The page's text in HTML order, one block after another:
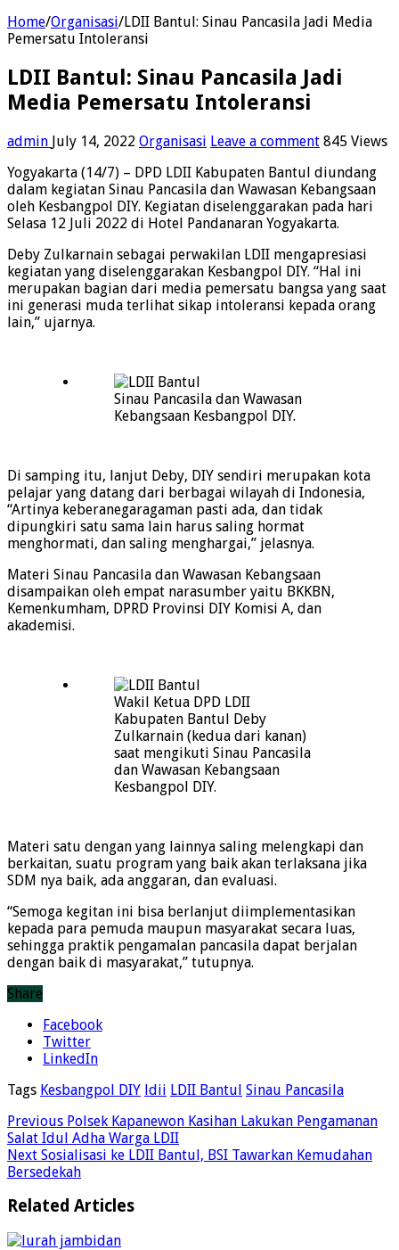
Home/Organisasi/LDII Bantul: Sinau Pancasila Jadi Media
Pemersatu Intoleransi
LDII Bantul: Sinau Pancasila Jadi
Media Pemersatu Intoleransi
admin July 14, 2022 Organisasi Leave a comment 845 Views
Yogyakarta (14/7) – DPD LDII Kabupaten Bantul diundang
dalam kegiatan Sinau Pancasila dan Wawasan Kebangsaan
oleh Kesbangpol DIY. Kegiatan diselenggarakan pada hari
Selasa 12 Juli 2022 di Hotel Pandanaran Yogyakarta.
Deby Zulkarnain sebagai perwakilan LDII mengapresiasi
kegiatan yang diselenggarakan Kesbangpol DIY. “Hal ini
merupakan bagian dari media pemersatu bangsa yang saat
ini generasi muda terlihat sikap intoleransi kepada orang
lain,” ujarnya.
Sinau Pancasila dan Wawasan
Kebangsaan Kesbangpol DIY.
Di samping itu, lanjut Deby, DIY sendiri merupakan kota
pelajar yang datang dari berbagai wilayah di Indonesia,
“Artinya keberanegaragaman pasti ada, dan tidak
dipungkiri satu sama lain harus saling hormat
menghormati, dan saling menghargai,” jelasnya.
Materi Sinau Pancasila dan Wawasan Kebangsaan
disampaikan oleh empat narasumber yaitu BKKBN,
Kemenkumham, DPRD Provinsi DIY Komisi A, dan
akademisi.
Wakil Ketua DPD LDII
Kabupaten Bantul Deby
Zulkarnain (kedua dari kanan)
saat mengikuti Sinau Pancasila
dan Wawasan Kebangsaan
Kesbangpol DIY.
Materi satu dengan yang lainnya saling melengkapi dan
berkaitan, suatu program yang baik akan terlaksana jika
SDM nya baik, ada anggaran, dan evaluasi.
“Semoga kegitan ini bisa berlanjut diimplementasikan
kepada para pemuda maupun masyarakat secara luas,
sehingga praktik pengamalan pancasila dapat berjalan
dengan baik di masyarakat,” tutupnya.
Share
Facebook
Twitter
LinkedIn
Tags Kesbangpol DIY ldii LDII Bantul Sinau Pancasila
Previous Polsek Kapanewon Kasihan Lakukan Pengamanan
Salat Idul Adha Warga LDII
Next Sosialisasi ke LDII Bantul, BSI Tawarkan Kemudahan
Bersedekah
Related Articles